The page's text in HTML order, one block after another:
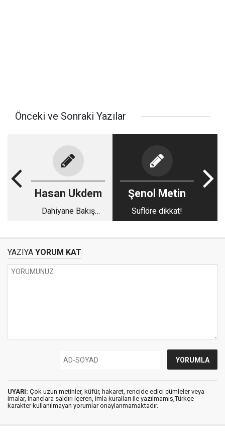
Önceki ve Sonraki Yazılar
Hasan Ukdem
Dahiyane Bakış
Şenol Metin
Suflöre dikkat!
YAZIYA YORUM KAT
UYARI: Çok uzun metinler, küfür, hakaret, rencide edici cümleler veya
imalar, inançlara saldırı içeren, imla kuralları ile yazılmamış,Türkçe
karakter kullanılmayan yorumlar onaylanmamaktadır.